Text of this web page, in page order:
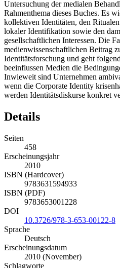
Untersuchung der medialen
Rahmenthema dieses Buches. Es
kollektiven Identitäten, den
lokaler Identifikation sowie den
gesellschaftlichen Interessen. Die
medienwissenschaftlichen Beitrag
Identitätsforschung und geht
beeinflussen Medien die
Inwieweit sind Unternehmen
wenn die Corporate Identity
werden Identitätsdiskurse konkret
Details
Seiten
458
Erscheinungsjahr
2010
ISBN (Hardcover)
9783631594933
ISBN (PDF)
9783653001228
DOI
10.3726/978-3-653-00122-8
Sprache
Deutsch
Erscheinungsdatum
2010 (November)
Schlagworte